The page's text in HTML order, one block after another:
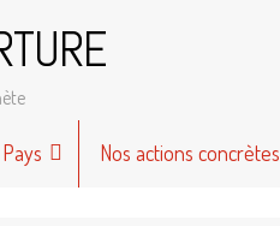
Pays Nos actions concrètes